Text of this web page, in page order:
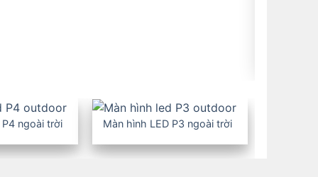
P4 ngoài trời Màn hình LED P3 ngoài trời